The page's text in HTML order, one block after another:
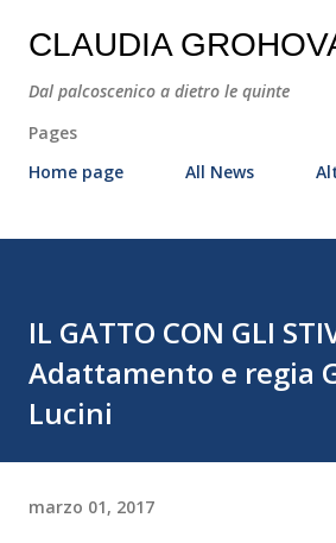
Passa ai contenuti
CLAUDIA
Dal palcoscenico a dietro le quinte
Pages
Home page
All News
IL GATTO CON GLI
Adattamento e regia
Lucini
marzo 01, 2017